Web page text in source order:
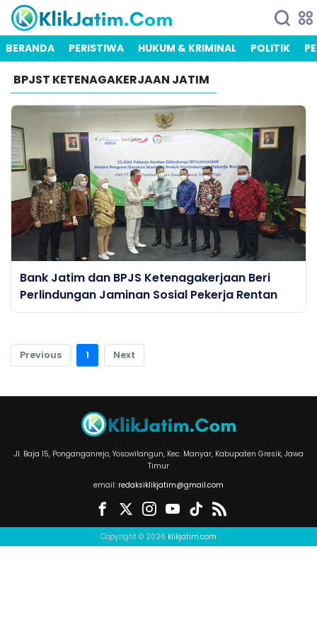
BERANDA PERISTIWA HUKUM & KRIMINAL POLITIK
BPJST KETENAGAKERJAAN JATIM
Bank Jatim dan BPJS Ketenagakerjaan Beri
Perlindungan Jaminan Sosial Pekerja Rentan
Previous 1 Next
Jl. Baja 15, Ponganganrejo, Yosowilangun, Kec. Manyar, Kabupaten Gresik, Jawa
Timur
email: redaksiklikjatim@gmail.com
Copyright © 2026 klikjatim.com